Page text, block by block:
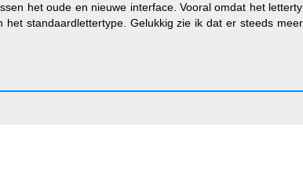
het oude en nieuwe interface. Vooral omdat het
standaardlettertype. Gelukkig zie ik dat er steeds